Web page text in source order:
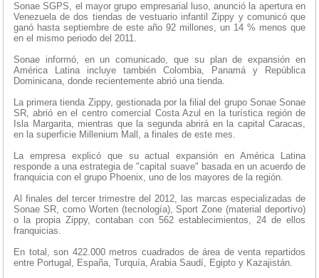
Sonae SGPS, el mayor grupo empresarial luso, anunció la apertura en
Venezuela de dos tiendas de vestuario infantil Zippy y comunicó que
ganó hasta septiembre de este año 92 millones, un 14 % menos que
en el mismo periodo del 2011.
Sonae informó, en un comunicado, que su plan de expansión en
América Latina incluye también Colombia, Panamá y República
Dominicana, donde recientemente abrió una tienda.
La primera tienda Zippy, gestionada por la filial del grupo Sonae Sonae
SR, abrió en el centro comercial Costa Azul en la turística región de
Isla Margarita, mientras que la segunda abrirá en la capital Caracas,
en la superficie Millenium Mall, a finales de este mes.
La empresa explicó que su actual expansión en América Latina
responde a una estrategia de "capital suave" basada en un acuerdo de
franquicia con el grupo Phoenix, uno de los mayores de la región.
Al finales del tercer trimestre del 2012, las marcas especializadas de
Sonae SR, como Worten (tecnología), Sport Zone (material deportivo)
o la propia Zippy, contaban con 562 establecimientos, 24 de ellos
franquicias.
En total, son 422.000 metros cuadrados de área de venta repartidos
entre Portugal, España, Turquía, Arabia Saudí, Egipto y Kazajistán.